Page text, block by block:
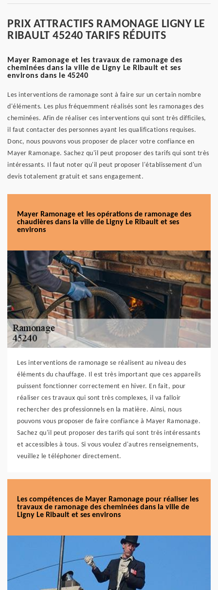
PRIX ATTRACTIFS RAMONAGE LIGNY LE
RIBAULT 45240 TARIFS RÉDUITS
Mayer Ramonage et les travaux de ramonage des
cheminées dans la ville de Ligny Le Ribault et ses
environs dans le 45240
Les interventions de ramonage sont à faire sur un certain nombre
d'éléments. Les plus fréquemment réalisés sont les ramonages des
cheminées. Afin de réaliser ces interventions qui sont très difficiles,
il faut contacter des personnes ayant les qualifications requises.
Donc, nous pouvons vous proposer de placer votre confiance en
Mayer Ramonage. Sachez qu'il peut proposer des tarifs qui sont très
intéressants. Il faut noter qu'il peut proposer l'établissement d'un
devis totalement gratuit et sans engagement.
Mayer Ramonage et les opérations de ramonage des
chaudières dans la ville de Ligny Le Ribault et ses
environs
Les interventions de ramonage se réalisent au niveau des
éléments du chauffage. Il est très important que ces appareils
puissent fonctionner correctement en hiver. En fait, pour
réaliser ces travaux qui sont très complexes, il va falloir
rechercher des professionnels en la matière. Ainsi, nous
pouvons vous proposer de faire confiance à Mayer Ramonage.
Sachez qu'il peut proposer des tarifs qui sont très intéressants
et accessibles à tous. Si vous voulez d'autres renseignements,
veuillez le téléphoner directement.
Les compétences de Mayer Ramonage pour réaliser les
travaux de ramonage des cheminées dans la ville de
Ligny Le Ribault et ses environs